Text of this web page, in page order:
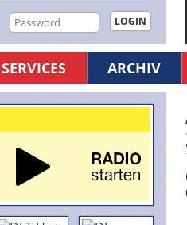
SERVICES ARCHIV